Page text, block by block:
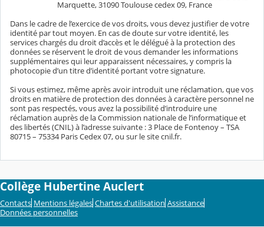
Marquette, 31090 Toulouse cedex 09, France
Dans le cadre de l’exercice de vos droits, vous devez justifier de votre
identité par tout moyen. En cas de doute sur votre identité, les
services chargés du droit d’accès et le délégué à la protection des
données se réservent le droit de vous demander les informations
supplémentaires qui leur apparaissent nécessaires, y compris la
photocopie d’un titre d’identité portant votre signature.
Si vous estimez, même après avoir introduit une réclamation, que vos
droits en matière de protection des données à caractère personnel ne
sont pas respectés, vous avez la possibilité d’introduire une
réclamation auprès de la Commission nationale de l’informatique et
des libertés (CNIL) à l’adresse suivante : 3 Place de Fontenoy – TSA
80715 – 75334 Paris Cedex 07, ou sur le site cnil.fr.
Collège Hubertine Auclert
Contacts Mentions légales Chartes d'utilisation Assistance
Données personnelles